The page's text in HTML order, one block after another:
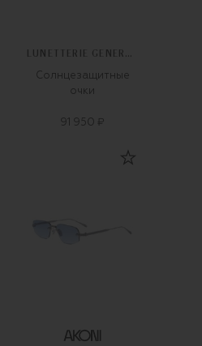
Солнцезащитные
очки
91 950 ₽